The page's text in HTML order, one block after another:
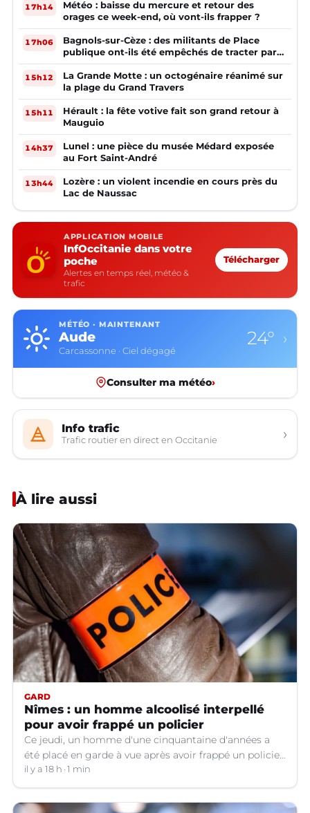
17h14
Météo : baisse du mercure et retour des
orages ce week-end, où vont-ils frapper ?
17h06
Bagnols-sur-Cèze : des militants de Place
publique ont-ils été empêchés de tracter par
la mairie ?
15h12
La Grande Motte : un octogénaire réanimé sur
la plage du Grand Travers
15h11
Hérault : la fête votive fait son grand retour à
Mauguio
14h37
Lunel : une pièce du musée Médard exposée
au Fort Saint-André
13h44
Lozère : un violent incendie en cours près du
Lac de Naussac
APPLICATION MOBILE
InfOccitanie dans votre
poche
Alertes en temps réel, météo &
trafic
Télécharger
MÉTÉO · MAINTENANT
Aude
Carcassonne · Ciel dégagé
24° ›
Consulter ma météo›
Info trafic
Trafic routier en direct en Occitanie ›
À lire aussi
GARD
Nîmes : un homme alcoolisé interpellé
pour avoir frappé un policier
Ce jeudi, un homme d'une cinquantaine d'années a
été placé en garde à vue après avoir frappé un policier
hors service à Nîmes (Gard).
il y a 18 h 1 min